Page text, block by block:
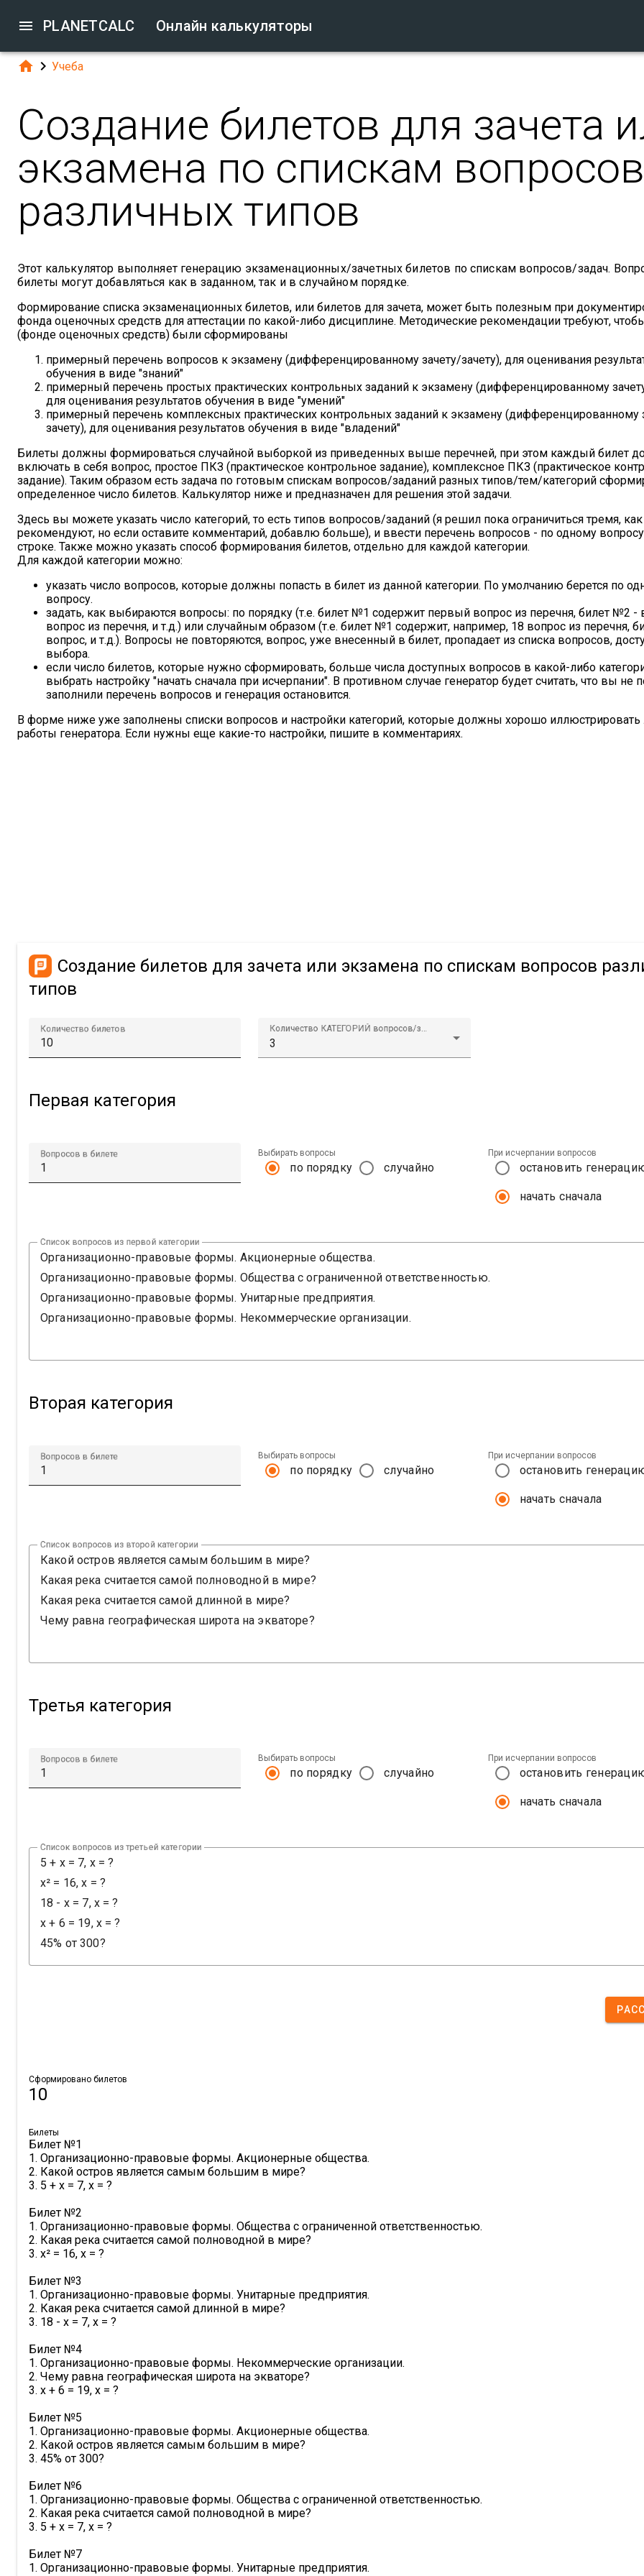
 PLANETCALC Онлайн калькуляторы
  Учеба
Создание билетов для зачета
экзамена по спискам вопросов
различных типов
Этот калькулятор выполняет генерацию экзаменационных/зачетных билетов по спискам вопросов/задач.
билеты могут добавляться как в заданном, так и в случайном порядке.
Формирование списка экзаменационных билетов, или билетов для зачета, может быть полезным при
фонда оценочных средств для аттестации по какой-либо дисциплине. Методические рекомендации требуют,
(фонде оценочных средств) были сформированы
примерный перечень вопросов к экзамену (дифференцированному зачету/зачету), для оценивания
обучения в виде "знаний"
примерный перечень простых практических контрольных заданий к экзамену (дифференцированному
для оценивания результатов обучения в виде "умений"
примерный перечень комплексных практических контрольных заданий к экзамену (дифференцированному
зачету), для оценивания результатов обучения в виде "владений"
Билеты должны формироваться случайной выборкой из приведенных выше перечней, при этом каждый билет
включать в себя вопрос, простое ПКЗ (практическое контрольное задание), комплексное ПКЗ (практическое
задание). Таким образом есть задача по готовым спискам вопросов/заданий разных типов/тем/категорий
определенное число билетов. Калькулятор ниже и предназначен для решения этой задачи.
Здесь вы можете указать число категорий, то есть типов вопросов/заданий (я решил пока ограничиться тремя, как
рекомендуют, но если оставите комментарий, добавлю больше), и ввести перечень вопросов - по одному
строке. Также можно указать способ формирования билетов, отдельно для каждой категории.
Для каждой категории можно:
указать число вопросов, которые должны попасть в билет из данной категории. По умолчанию берется по
вопросу.
задать, как выбираются вопросы: по порядку (т.е. билет №1 содержит первый вопрос из перечня, билет №2 -
вопрос из перечня, и т.д.) или случайным образом (т.е. билет №1 содержит, например, 18 вопрос из перечня,
вопрос, и т.д.). Вопросы не повторяются, вопрос, уже внесенный в билет, пропадает из списка вопросов,
выбора.
если число билетов, которые нужно сформировать, больше числа доступных вопросов в какой-либо
выбрать настройку "начать сначала при исчерпании". В противном случае генератор будет считать, что вы не
заполнили перечень вопросов и генерация остановится.
В форме ниже уже заполнены списки вопросов и настройки категорий, которые должны хорошо иллюстрировать
работы генератора. Если нужны еще какие-то настройки, пишите в комментариях.
Создание билетов для зачета или экзамена по спискам вопросов
типов
Количество билетов Количество КАТЕГОРИЙ вопросов/задач в билете
Первая категория
Вопросов в билете Выбирать вопросы
по порядку случайно
При исчерпании вопросов
остановить
начать сначала
Список вопросов из первой категории
Вторая категория
Вопросов в билете Выбирать вопросы
по порядку случайно
При исчерпании вопросов
остановить
начать сначала
Список вопросов из второй категории
Третья категория
Вопросов в билете Выбирать вопросы
по порядку случайно
При исчерпании вопросов
остановить
начать сначала
Список вопросов из третьей категории
Сформировано билетов
10
Билеты
Билет №1
1. Организационно-правовые формы. Акционерные общества.
2. Какой остров является самым большим в мире?
3. 5 + x = 7, x = ?
Билет №2
1. Организационно-правовые формы. Общества с ограниченной ответственностью.
2. Какая река считается самой полноводной в мире?
3. x² = 16, x = ?
Билет №3
1. Организационно-правовые формы. Унитарные предприятия.
2. Какая река считается самой длинной в мире?
3. 18 - x = 7, x = ?
Билет №4
1. Организационно-правовые формы. Некоммерческие организации.
2. Чему равна географическая широта на экваторе?
3. x + 6 = 19, x = ?
Билет №5
1. Организационно-правовые формы. Акционерные общества.
2. Какой остров является самым большим в мире?
3. 45% от 300?
Билет №6
1. Организационно-правовые формы. Общества с ограниченной ответственностью.
2. Какая река считается самой полноводной в мире?
3. 5 + x = 7, x = ?
Билет №7
1. Организационно-правовые формы. Унитарные предприятия.